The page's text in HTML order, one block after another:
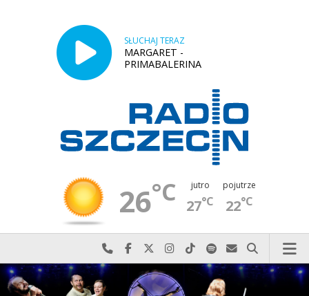
SŁUCHAJ TERAZ
MARGARET -
PRIMABALERINA
26°C jutro
27°C
pojutrze
22°C
Najlepiej po prostu do nas zadzwoń
Odwiedź nas na Facebook-u
Odwiedź nas na X
Odwiedź nas na Instagram-ie
Odwiedź nas na TikTok-u
Szukaj nas na Spotify
Wyślij do nas
Szukaj